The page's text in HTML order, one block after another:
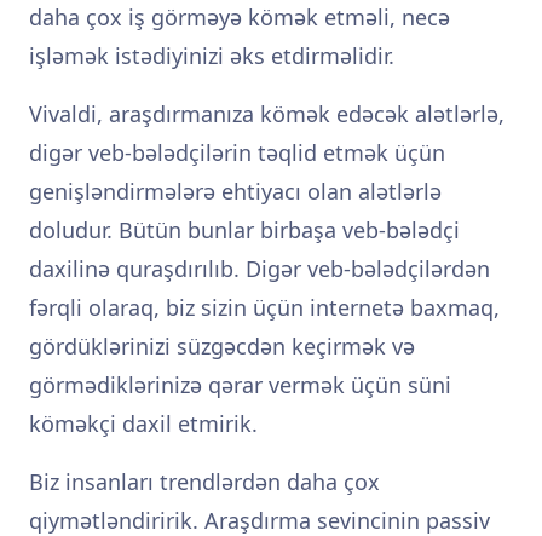
daha çox iş görməyə kömək etməli, necə
işləmək istədiyinizi əks etdirməlidir.
Vivaldi, araşdırmanıza kömək edəcək alətlərlə,
digər veb-bələdçilərin təqlid etmək üçün
genişləndirmələrə ehtiyacı olan alətlərlə
doludur. Bütün bunlar birbaşa veb-bələdçi
daxilinə quraşdırılıb. Digər veb-bələdçilərdən
fərqli olaraq, biz sizin üçün internetə baxmaq,
gördüklərinizi süzgəcdən keçirmək və
görmədiklərinizə qərar vermək üçün süni
köməkçi daxil etmirik.
Biz insanları trendlərdən daha çox
qiymətləndiririk. Araşdırma sevincinin passiv